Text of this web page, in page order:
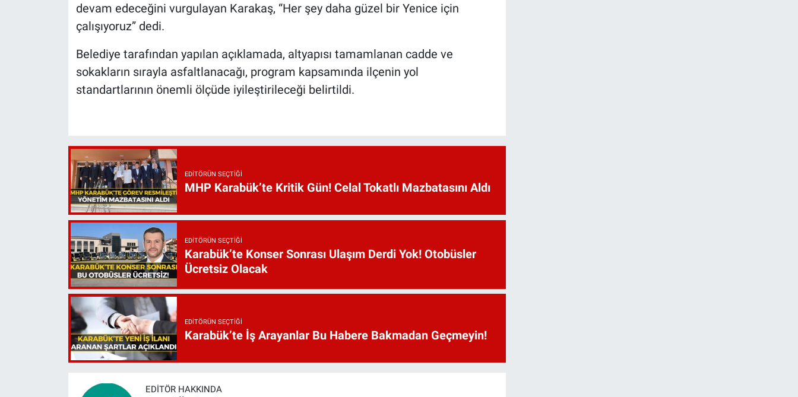
devam edeceğini vurgulayan Karakaş, “Her şey daha güzel bir Yenice için
çalışıyoruz” dedi.
Belediye tarafından yapılan açıklamada, altyapısı tamamlanan cadde ve
sokakların sırayla asfaltlanacağı, program kapsamında ilçenin yol
standartlarının önemli ölçüde iyileştirileceği belirtildi.
EDITÖRÜN SEÇTIĞI
MHP Karabük’te Kritik Gün! Celal Tokatlı Mazbatasını Aldı
EDITÖRÜN SEÇTIĞI
Karabük’te Konser Sonrası Ulaşım Derdi Yok! Otobüsler
Ücretsiz Olacak
EDITÖRÜN SEÇTIĞI
Karabük’te İş Arayanlar Bu Habere Bakmadan Geçmeyin!
EDITÖR HAKKINDA